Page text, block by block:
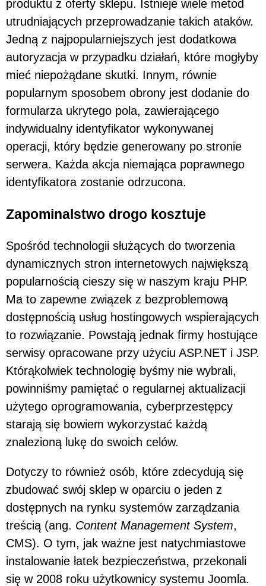
produktu z oferty sklepu. Istnieje wiele metod
utrudniających przeprowadzanie takich ataków.
Jedną z najpopularniejszych jest dodatkowa
autoryzacja w przypadku działań, które mogłyby
mieć niepożądane skutki. Innym, równie
popularnym sposobem obrony jest dodanie do
formularza ukrytego pola, zawierającego
indywidualny identyfikator wykonywanej
operacji, który będzie generowany po stronie
serwera. Każda akcja niemająca poprawnego
identyfikatora zostanie odrzucona.
Zapominalstwo drogo kosztuje
Spośród technologii służących do tworzenia
dynamicznych stron internetowych największą
popularnością cieszy się w naszym kraju PHP.
Ma to zapewne związek z bezproblemową
dostępnością usług hostingowych wspierających
to rozwiązanie. Powstają jednak firmy hostujące
serwisy opracowane przy użyciu ASP.NET i JSP.
Którąkolwiek technologię byśmy nie wybrali,
powinniśmy pamiętać o regularnej aktualizacji
użytego oprogramowania, cyberprzestępcy
starają się bowiem wykorzystać każdą
znalezioną lukę do swoich celów.
Dotyczy to również osób, które zdecydują się
zbudować swój sklep w oparciu o jeden z
dostępnych na rynku systemów zarządzania
treścią (ang. Content Management System,
CMS). O tym, jak ważne jest natychmiastowe
instalowanie łatek bezpieczeństwa, przekonali
się w 2008 roku użytkownicy systemu Joomla.